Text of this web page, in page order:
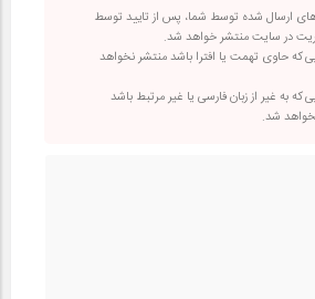
ارسال شده توسط شما، پس از تایید توسط
در سایت منتشر خواهد شد.
که حاوی تهمت یا افترا باشد منتشر نخواهد
که به غیر از زبان فارسی یا غیر مرتبط باشد
شد.